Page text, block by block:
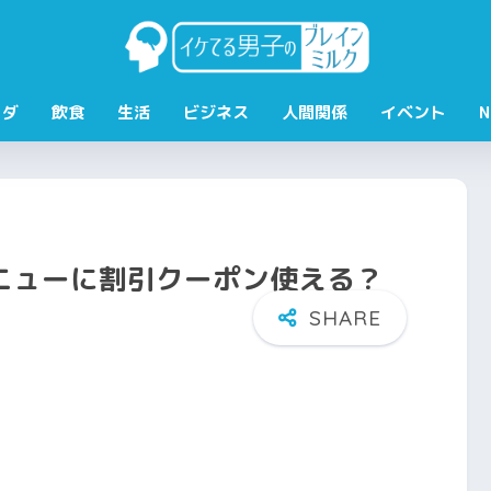
飲食 生活 ビジネス 人間関係 イベント
ーに割引クーポン使える？